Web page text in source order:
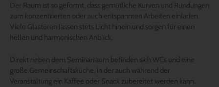
Der Raum ist so geformt, dass gemütliche Kurven und Rundungen
zum konzentrierten oder auch entspannten Arbeiten einladen.
Viele Glastüren lassen stets Licht hinein und sorgen für einen
hellen und harmonischen Anblick.
Direkt neben dem Seminarraum befinden sich WCs und eine
große Gemeinschaftsküche, in der auch während der
Veranstaltung ein Kaffee oder Snack zubereitet werden kann.